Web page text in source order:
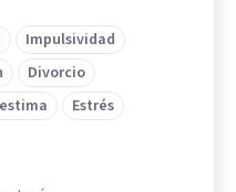
Impulsividad
Divorcio
Estrés